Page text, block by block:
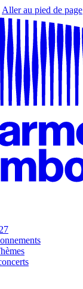
Aller au pied de page